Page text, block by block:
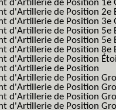
d'Artillerie de Position 1e
d'Artillerie de Position 2e
d'Artillerie de Position 3e
d'Artillerie de Position 5e
d'Artillerie de Position 5e
d'Artillerie de Position 8e
d'Artillerie de Position
d'Artillerie de Position
d'Artillerie de Position
d'Artillerie de Position
d'Artillerie de Position
d'Artillerie de Position